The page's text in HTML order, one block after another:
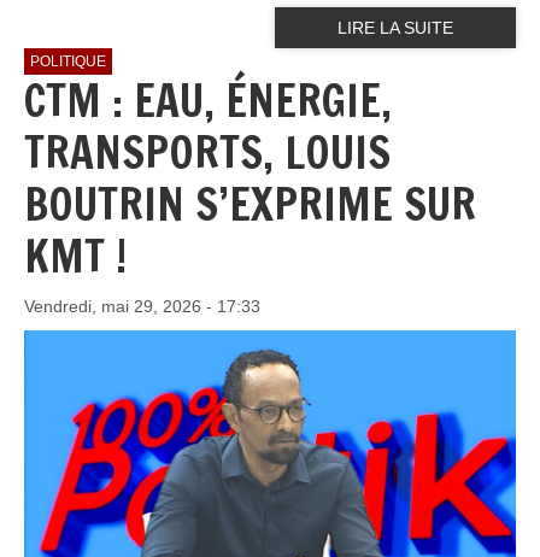
LIRE LA SUITE
POLITIQUE
CTM : EAU, ÉNERGIE,
TRANSPORTS, LOUIS
BOUTRIN S’EXPRIME SUR
KMT !
Vendredi, mai 29, 2026 - 17:33